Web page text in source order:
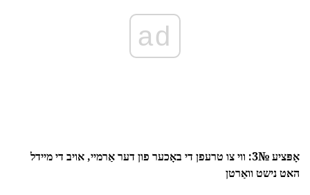
ad
אָפּציע №3: ווי צו טרעפן די באָכער פון דער אַרמיי, אויב די מיידל
האט נישט וואַרטן